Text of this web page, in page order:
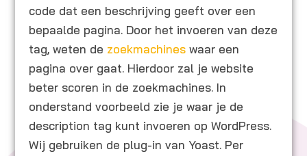
code dat een beschrijving geeft over een
bepaalde pagina. Door het invoeren van deze
tag, weten de zoekmachines waar een
pagina over gaat. Hierdoor zal je website
beter scoren in de zoekmachines. In
onderstand voorbeeld zie je waar je de
description tag kunt invoeren op WordPress.
Wij gebruiken de plug-in van Yoast. Per